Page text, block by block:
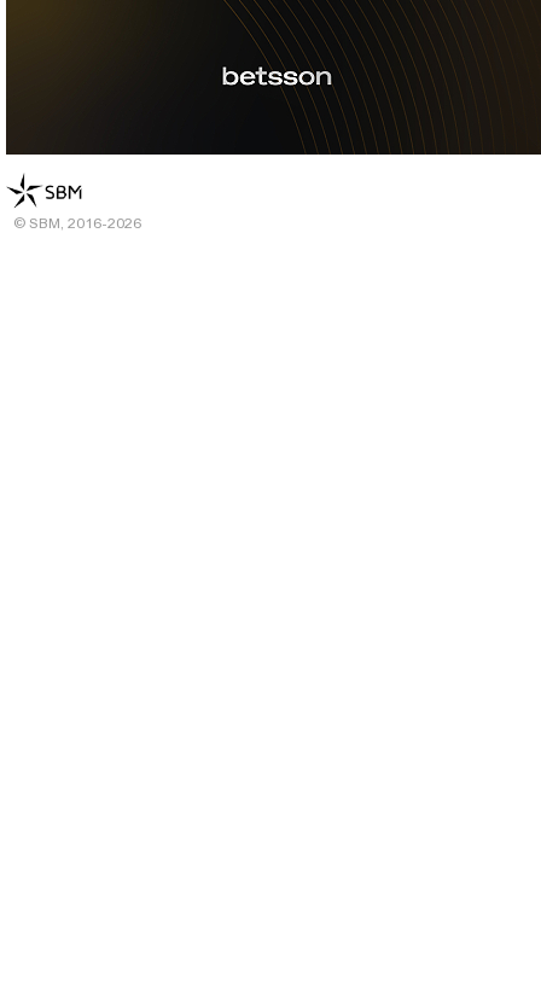
© SBM, 2016-2026